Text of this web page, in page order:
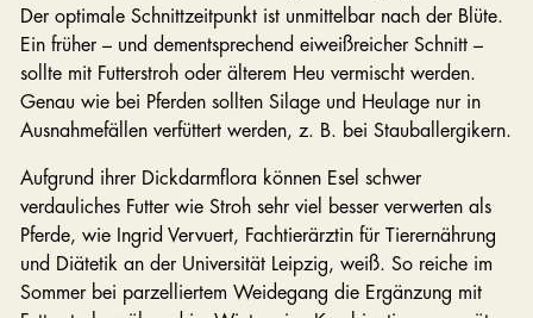
Der optimale Schnittzeitpunkt ist unmittelbar nach der Blüte.
Ein früher – und dementsprechend eiweißreicher Schnitt –
sollte mit Futterstroh oder älterem Heu vermischt werden.
Genau wie bei Pferden sollten Silage und Heulage nur in
Ausnahmefällen verfüttert werden, z. B. bei Stauballergikern.
Aufgrund ihrer Dickdarmflora können Esel schwer
verdauliches Futter wie Stroh sehr viel besser verwerten als
Pferde, wie Ingrid Vervuert, Fachtierärztin für Tierernährung
und Diätetik an der Universität Leipzig, weiß. So reiche im
Sommer bei parzelliertem Weidegang die Ergänzung mit